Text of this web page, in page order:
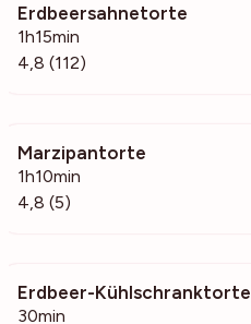
Erdbeersahnetorte
1h15min
4,8 (112)
Marzipantorte
1h10min
4,8 (5)
Erdbeer-Kühlschranktorte
30min